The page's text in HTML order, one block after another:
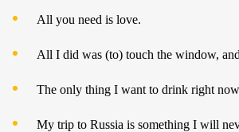
All you need is love.
All I did was (to) touch the window,
The only thing I want to drink right
My trip to Russia is something I will